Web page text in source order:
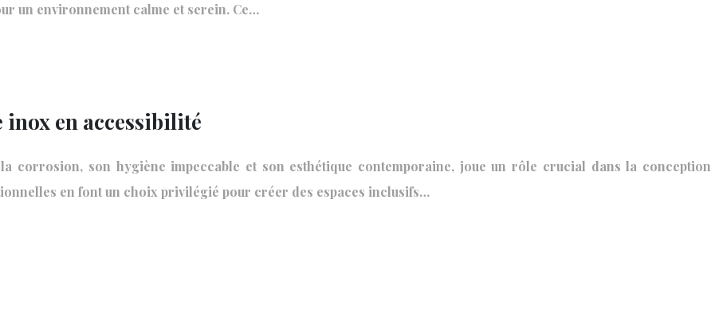
un environnement calme et serein. Ce…
en accessibilité
corrosion, son hygiène impeccable et son esthétique contemporaine, joue un rôle crucial dans la conception
en font un choix privilégié pour créer des espaces inclusifs…